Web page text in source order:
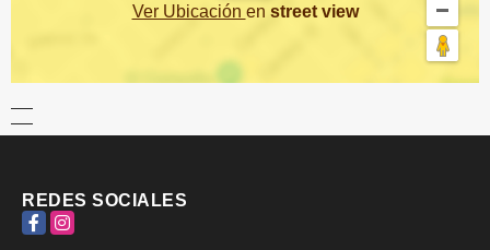
Ver Ubicación en street view
REDES SOCIALES
FacebookInstagram